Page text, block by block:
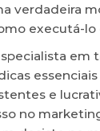
verdadeira
executá-
em
e
no